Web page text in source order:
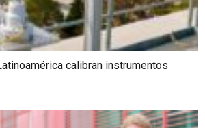
calibran instrumentos